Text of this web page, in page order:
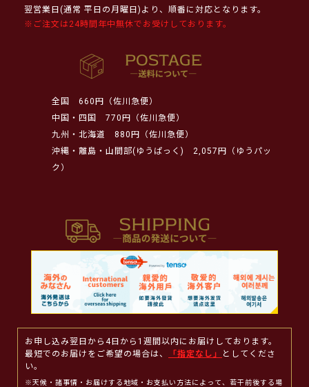
翌営業日(通常 平日の月曜日)より、順番に対応となります。
※ご注文は24時間年中無休でお受けしております。
全国
660円（佐川急便）
中国・四国
770円（佐川急便）
九州・北海道
880円（佐川急便）
沖縄・離島・山間部(ゆうぱっく)
2,057円（ゆうパッ
ク）
お申し込み翌日から4日から1週間以内にお届けしております。
最短でのお届けをご希望の場合は、
「指定なし」
としてくださ
い。
※天候・諸事情・お届けする地域・お支払い方法によって、若干前後する場